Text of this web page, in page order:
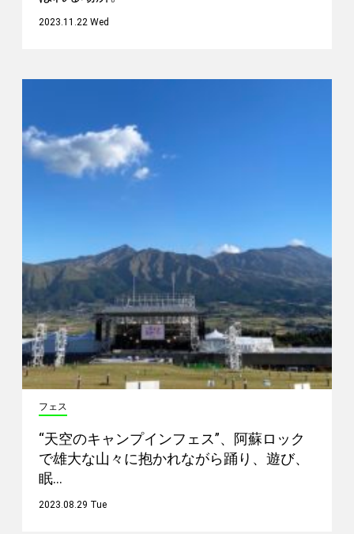
2023.11.22 Wed
フェス
“天空のキャンプインフェス”、阿蘇ロック
で雄大な山々に抱かれながら踊り、遊び、
眠…
2023.08.29 Tue